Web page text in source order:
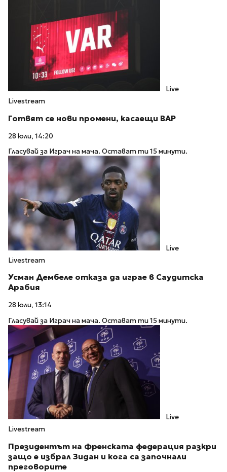
Live
Livestream
Готвят се нови промени, касаещи ВАР
28 юли, 14:20
Гласувай за Играч на мача. Остават ти 15 минути.
Live
Livestream
Усман Дембеле отказа да играе в Саудитска
Арабия
28 юли, 13:14
Гласувай за Играч на мача. Остават ти 15 минути.
Live
Livestream
Президентът на Френската федерация разкри
защо е избрал Зидан и кога са започнали
преговорите